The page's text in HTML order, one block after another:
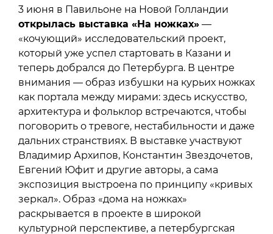
3 июня в Павильоне на Новой Голландии
открылась выставка «На ножках» —
«кочующий» исследовательский проект,
который уже успел стартовать в Казани и
теперь добрался до Петербурга. В центре
внимания — образ избушки на курьих ножках
как портала между мирами: здесь искусство,
архитектура и фольклор встречаются, чтобы
поговорить о тревоге, нестабильности и даже
дальних странствиях. В выставке участвуют
Владимир Архипов, Константин Звездочетов,
Евгений Юфит и другие авторы, а сама
экспозиция выстроена по принципу «кривых
зеркал». Образ «дома на ножках»
раскрывается в проекте в широкой
культурной перспективе, а петербургская